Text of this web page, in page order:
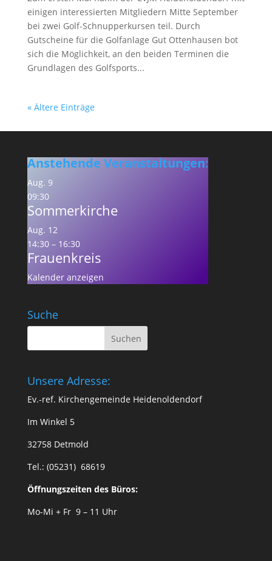
einigen interessierten Mitgliedern Mitte September
bei zwei Golf-Schnupperkursen teil. Durch
Gutscheine für die Golfanlage Gut Ottenhausen bot
sich die Möglichkeit, an den beiden Terminen die
Grundlagen des Golfsports...
« Ältere Einträge
Anstehende Veranstaltungen:
Aug. 9
09:30
Sommerkirche
Aug. 12
14:30– 16:30
Frauenkreis
Kalender anzeigen
Suche
Unsere Adresse:
Ev.-ref. Kirchengemeinde Heidenoldendorf
Im Winkel 5
32758 Detmold
Tel.: (05231) 68619
Öffnungszeiten des Büros:
Mo-Mi + Fr 9 – 11 Uhr